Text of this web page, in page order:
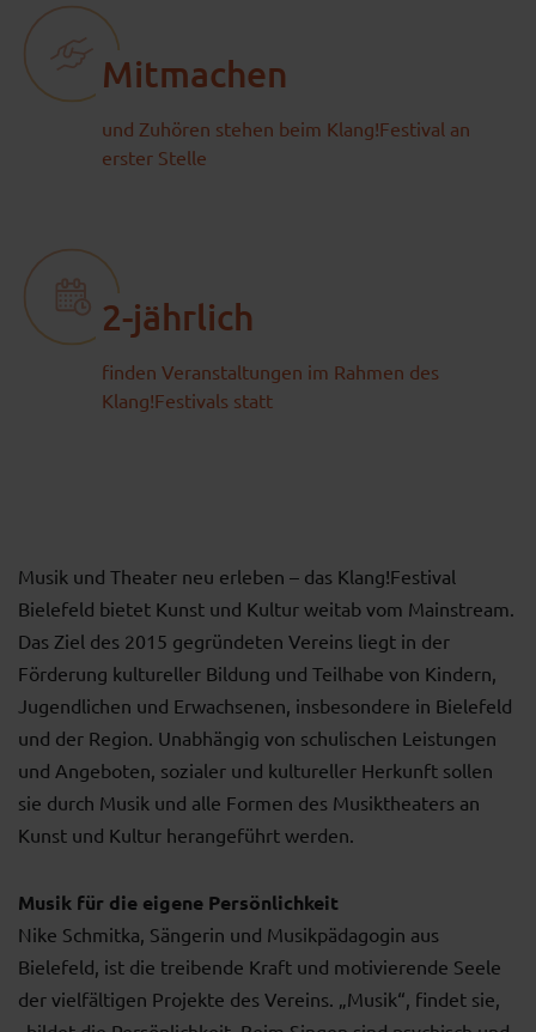
Mitmachen
und Zuhören stehen beim Klang!Festival an
erster Stelle
2-jährlich
finden Veranstaltungen im Rahmen des
Klang!Festivals statt
Musik und Theater neu erleben – das Klang!Festival
Bielefeld bietet Kunst und Kultur weitab vom Mainstream.
Das Ziel des 2015 gegründeten Vereins liegt in der
Förderung kultureller Bildung und Teilhabe von Kindern,
Jugendlichen und Erwachsenen, insbesondere in Bielefeld
und der Region. Unabhängig von schulischen Leistungen
und Angeboten, sozialer und kultureller Herkunft sollen
sie durch Musik und alle Formen des Musiktheaters an
Kunst und Kultur herangeführt werden.
Musik für die eigene Persönlichkeit
Nike Schmitka, Sängerin und Musikpädagogin aus
Bielefeld, ist die treibende Kraft und motivierende Seele
der vielfältigen Projekte des Vereins. „Musik“, findet sie,